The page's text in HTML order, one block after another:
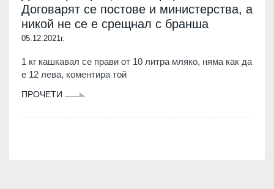
Договарят се постове и министерства, а
никой не се е срещнал с бранша
05.12.2021г.
1 кг кашкавал се прави от 10 литра мляко, няма как да
е 12 лева, коментира той
ПРОЧЕТИ